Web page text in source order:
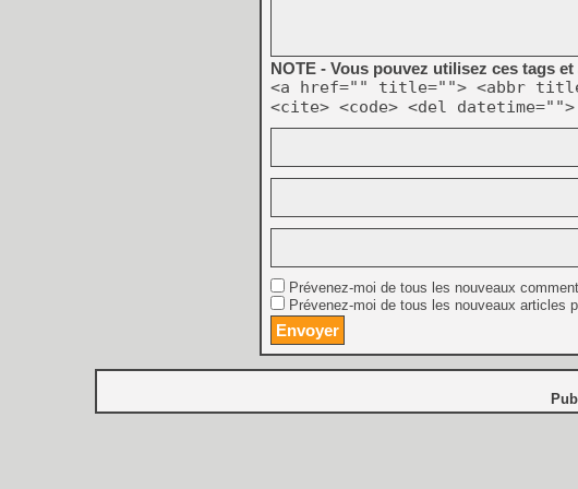
NOTE - Vous pouvez utilisez ces tags
<a href="" title=""> <abbr
<cite> <code> <del
Prévenez-moi de tous les nouveaux
Prévenez-moi de tous les nouveaux articles